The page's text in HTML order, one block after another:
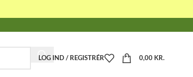
LOG IND / REGISTRÉR 0,00 KR.